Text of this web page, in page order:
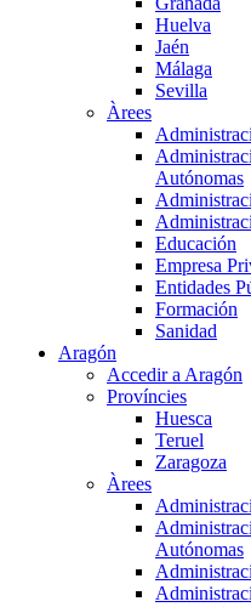
Huelva
Jaén
Málaga
Sevilla
Àrees
Autónomas
Educación
Empresa
Entidades
Formación
Sanidad
Aragón
Accedir a Aragón
Províncies
Huesca
Teruel
Zaragoza
Àrees
Autónomas